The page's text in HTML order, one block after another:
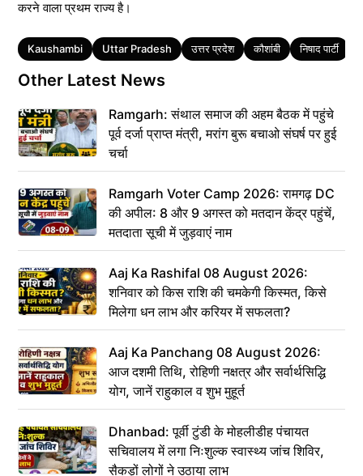
करने वाला प्रथम राज्य है।
Tags
Kaushambi Uttar Pradesh उत्तर प्रदेश कौशांबी निषाद पार्टी
Other Latest News
Ramgarh: संथाल समाज की अहम बैठक में पहुंचे
पूर्व दर्जा प्राप्त मंत्री, मरांग बुरू बचाओ संघर्ष पर हुई
चर्चा
Ramgarh Voter Camp 2026: रामगढ़ DC
की अपील: 8 और 9 अगस्त को मतदान केंद्र पहुंचें,
मतदाता सूची में जुड़वाएं नाम
Aaj Ka Rashifal 08 August 2026:
शनिवार को किस राशि की चमकेगी किस्मत, किसे
मिलेगा धन लाभ और करियर में सफलता?
Aaj Ka Panchang 08 August 2026:
आज दशमी तिथि, रोहिणी नक्षत्र और सर्वार्थसिद्धि
योग, जानें राहुकाल व शुभ मुहूर्त
Dhanbad: पूर्वी टुंडी के मोहलीडीह पंचायत
सचिवालय में लगा निःशुल्क स्वास्थ्य जांच शिविर,
सैकड़ों लोगों ने उठाया लाभ